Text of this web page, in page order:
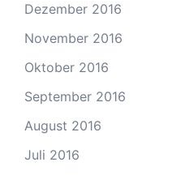
Dezember 2016
November 2016
Oktober 2016
September 2016
August 2016
Juli 2016